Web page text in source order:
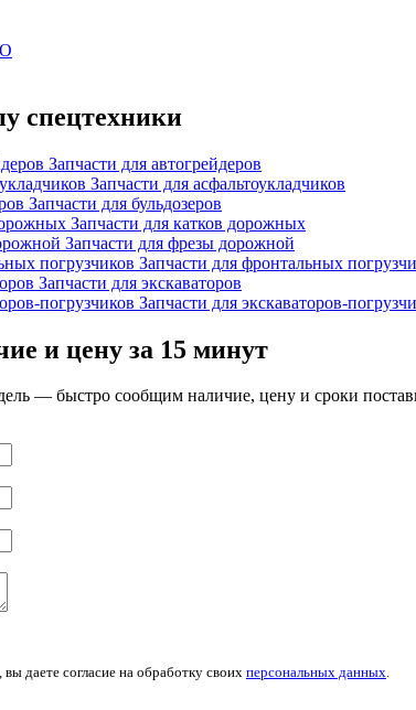
спецтехники
Запчасти для автогрейдеров
Запчасти для асфальтоукладчиков
Запчасти для бульдозеров
Запчасти для катков дорожных
Запчасти для фрезы дорожной
Запчасти для фронтальных
Запчасти для экскаваторов
Запчасти для экскаваторов-
и цену за 15 минут
— быстро сообщим наличие, цену и сроки
даете согласие на обработку своих персональных данных.